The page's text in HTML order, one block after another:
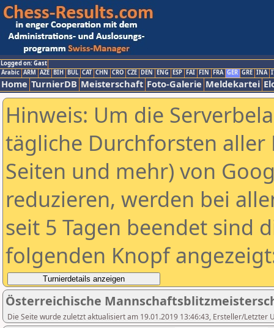
Logged on: Gast
Arabic ARM AZE BIH BUL CAT CHN CRO CZE DEN ENG ESP FAI FIN FRA GER GRE INA
Home TurnierDB Meisterschaft Foto-Galerie Meldekartei
Hinweis: Um die
tägliche Durchforsten aller
Seiten und mehr) von
reduzieren, werden bei
seit 5 Tagen beendet sind
folgenden Knopf
Österreichische
Die Seite wurde zuletzt aktualisiert am 19.01.2019 13:46:43, Ersteller/Letzter